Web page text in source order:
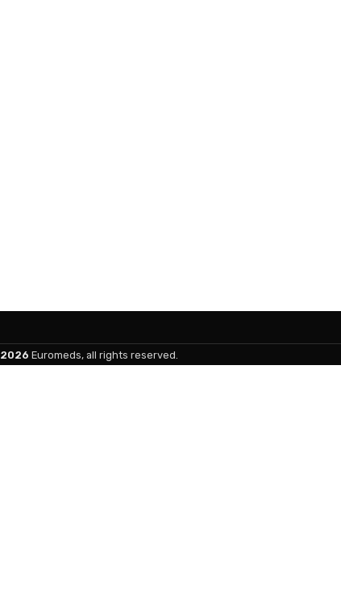
2026 Euromeds, all rights reserved.